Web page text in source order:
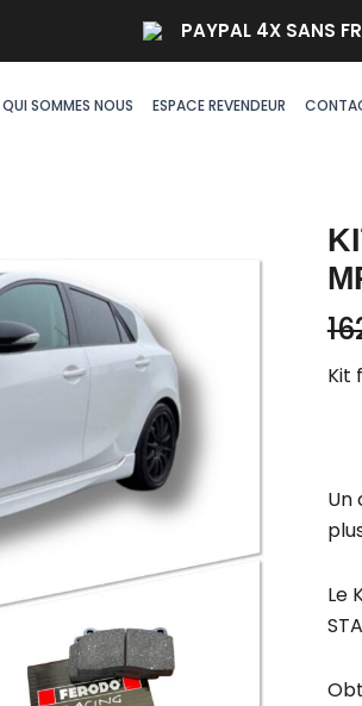
PAYPAL 4X SANS
QUI SOMMES NOUS ESPACE REVENDEUR
Kit
Un
Le
de
3
MPS